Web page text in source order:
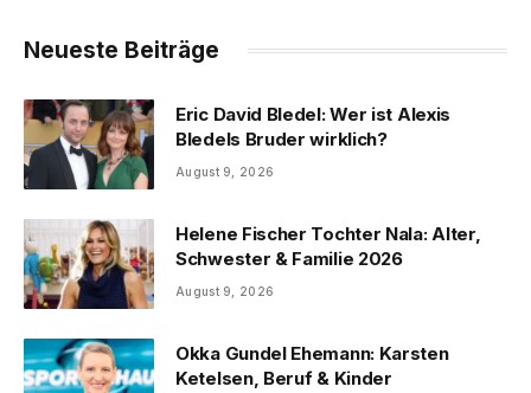
Neueste Beiträge
Eric David Bledel: Wer ist Alexis
Bledels Bruder wirklich?
August 9, 2026
Helene Fischer Tochter Nala: Alter,
Schwester & Familie 2026
August 9, 2026
Okka Gundel Ehemann: Karsten
Ketelsen, Beruf & Kinder